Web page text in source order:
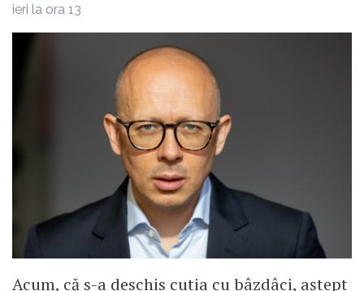
ieri la ora 13
Acum, că s-a deschis cutia cu bâzdâci, aștept